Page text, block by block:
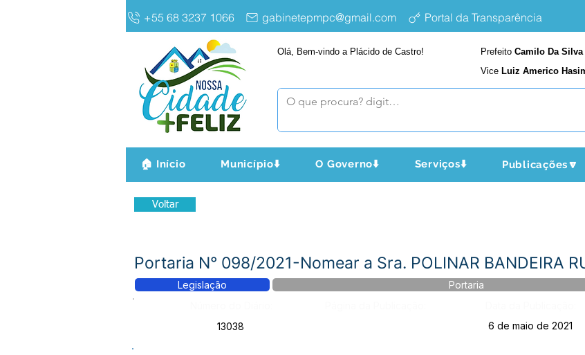
+55 68 3237 1066 gabinetepmpc@gmail.com Portal da Transparência
Olá, Bem-vindo a Plácido de Castro! Prefeito Camilo Da Silva
Vice Luiz Americo
🏠 Início Município⬇️ O Governo⬇️ Serviços⬇️ Publicações🔽
Voltar
Portaria N° 098/2021-Nomear a Sra. POLINAR BANDEIRA
Legislação
Portaria
13038
6 de maio de 2021